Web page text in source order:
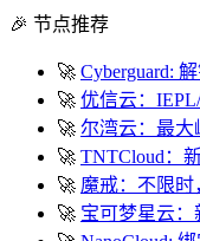
🎉 节点推荐
🚀 Cyberguard:
🚀 优信云：
🚀 尔湾云：最大
🚀 TNTCloud：
🚀 魔戒：不限时
🚀 宝可梦星云：